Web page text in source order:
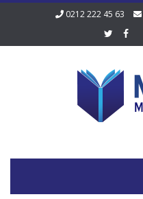
0212 222 45 63